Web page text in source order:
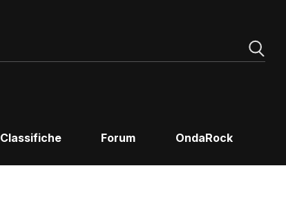
Classifiche Forum OndaRock